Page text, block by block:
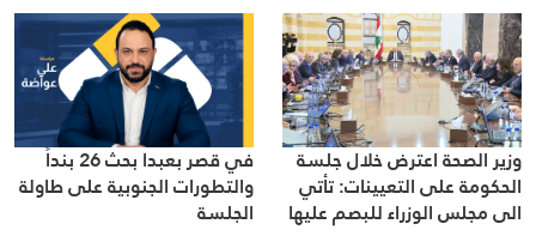
وزير الصحة اعترض خلال جلسة
الحكومة على التعيينات: تأتي
الى مجلس الوزراء للبصم عليها
في قصر بعبدا بحث 26 بنداً
والتطورات الجنوبية على طاولة
الجلسة